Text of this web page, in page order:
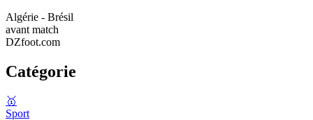
Algérie - Brésil
avant match
DZfoot.com
Catégorie
🥇
Sport